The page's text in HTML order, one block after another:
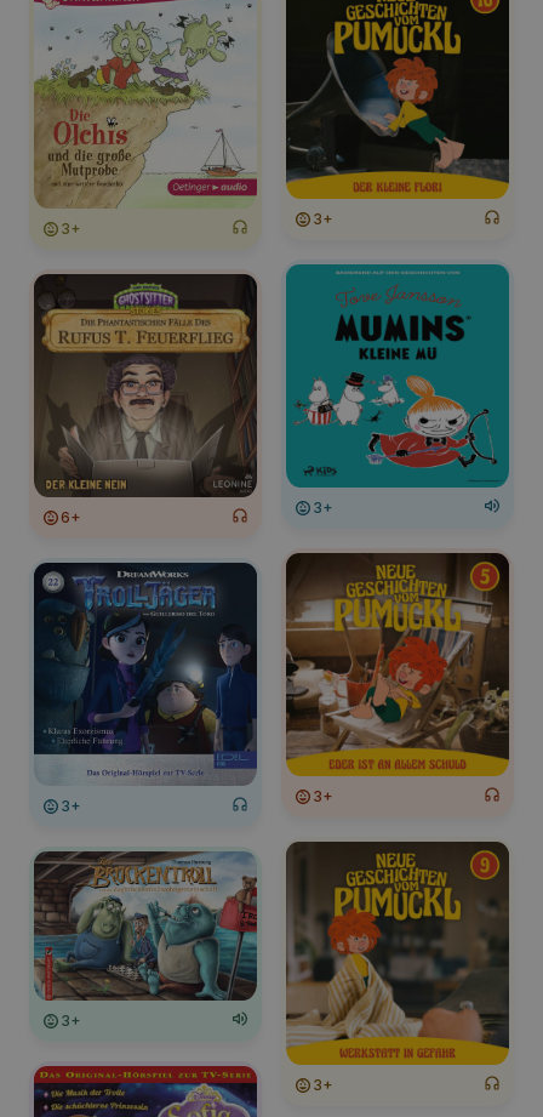
3+
3+
3+
6+
3+
3+
3+
3+